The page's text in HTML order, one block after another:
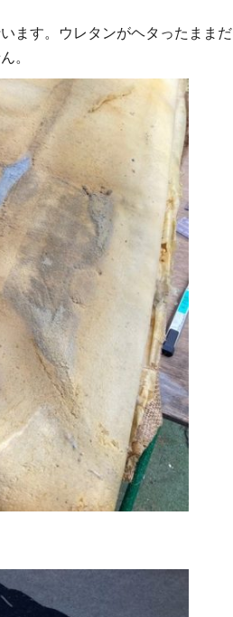
ます。ウレタンがヘタったままだ
。